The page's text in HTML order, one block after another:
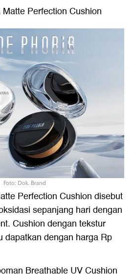
Perfection Cushion
Foto: Dok. Brand
Perfection Cushion disebut
sepanjang hari dengan
Cushion dengan tekstur
dapatkan dengan harga Rp
Breathable UV Cushion